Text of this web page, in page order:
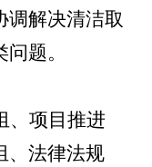
调解决清洁取
题。
、项目推进
、法律法规